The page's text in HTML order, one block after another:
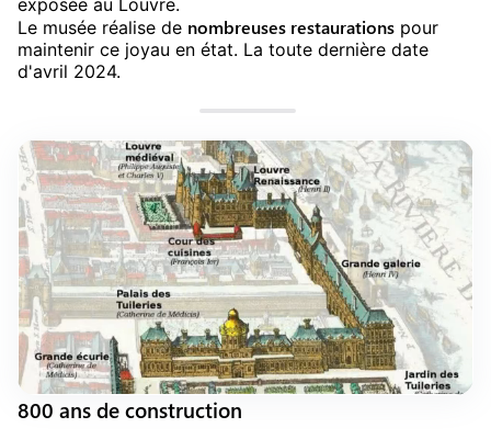
Le musée réalise de nombreuses restaurations pour
maintenir ce joyau en état. La toute dernière date
d'avril 2024.
800 ans de construction